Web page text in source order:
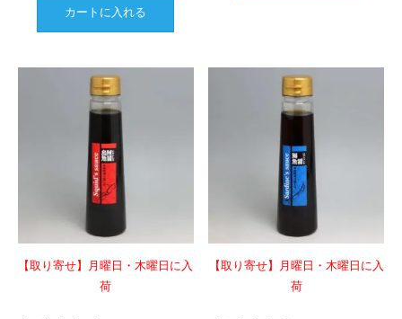
カートに入れる
【取り寄せ】月曜日・木曜日に入
荷
【取り寄せ】月曜日・木曜日に入
荷